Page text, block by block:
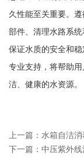
久性能至关重要。
部件、清理水路系
保证水质的安全和
专业支持，将帮助
洁、健康的水资源。
上一篇： 水箱自洁
下一篇： 中压紫外